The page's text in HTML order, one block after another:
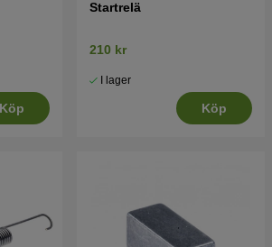
Köp
Startrelä
210 kr
I lager
Köp